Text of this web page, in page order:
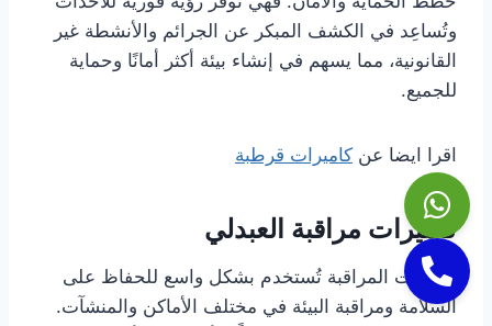
وتُساعِد في الكشف المبكر عن الجرائم والأنشطة غير
القانونية، مما يسهم في إنشاء بيئة أكثر أمانًا وحماية
للجميع.
اقرا ايضا عن كاميرات قرطبة
كاميرات مراقبة العبدلي
كاميرات المراقبة تُستخدم بشكل واسع للحفاظ على
السلامة ومراقبة البيئة في مختلف الأماكن والمنشآت.